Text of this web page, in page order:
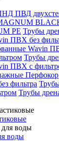
ПВД
PE Трубы
ПВХ без
Wavin
Трубы
ПВХ с
Перфокор
фильтра
Трубы
воды